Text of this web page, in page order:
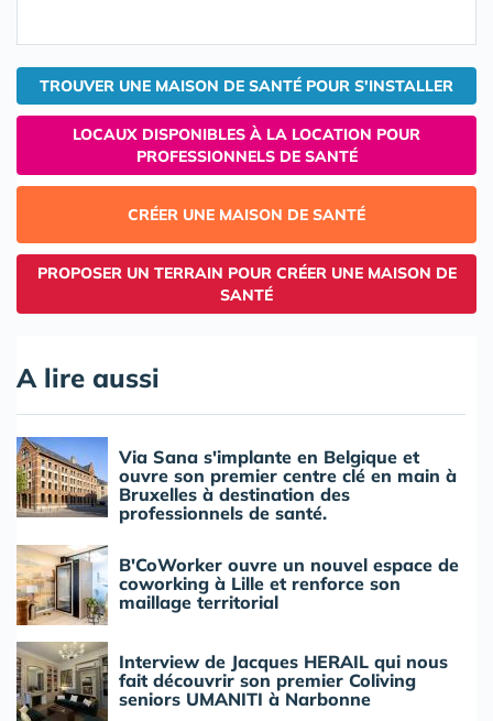
TROUVER UNE MAISON DE SANTÉ POUR S'INSTALLER
LOCAUX DISPONIBLES À LA LOCATION POUR
PROFESSIONNELS DE SANTÉ
CRÉER UNE MAISON DE SANTÉ
PROPOSER UN TERRAIN POUR CRÉER UNE MAISON DE
SANTÉ
A lire aussi
Via Sana s'implante en Belgique et
ouvre son premier centre clé en main à
Bruxelles à destination des
professionnels de santé.
B'CoWorker ouvre un nouvel espace de
coworking à Lille et renforce son
maillage territorial
Interview de Jacques HERAIL qui nous
fait découvrir son premier Coliving
seniors UMANITI à Narbonne